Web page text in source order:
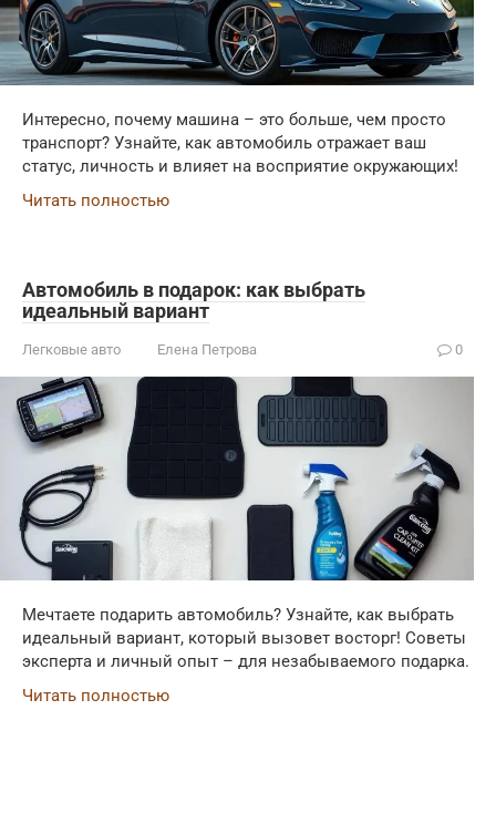
Интересно, почему машина – это больше, чем просто
транспорт? Узнайте, как автомобиль отражает ваш
статус, личность и влияет на восприятие окружающих!
Читать полностью
Автомобиль в подарок: как выбрать
идеальный вариант
Легковые авто Елена Петрова 0
Мечтаете подарить автомобиль? Узнайте, как выбрать
идеальный вариант, который вызовет восторг! Советы
эксперта и личный опыт – для незабываемого подарка.
Читать полностью